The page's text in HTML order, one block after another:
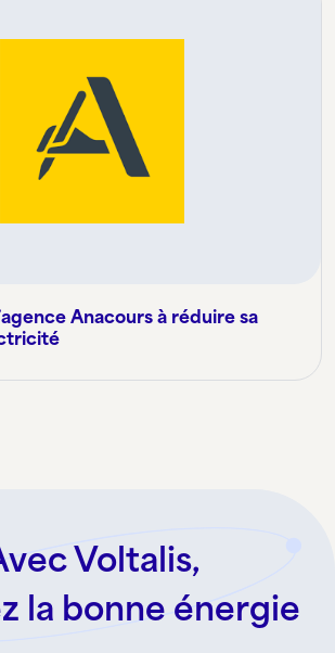
Anacours à réduire sa
Voltalis,
la bonne énergie